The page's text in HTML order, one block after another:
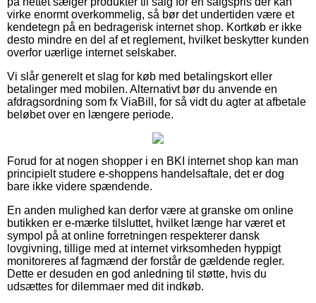
virke enormt overkommelig, så bør det undertiden være et
kendetegn på en bedragerisk internet shop. Kortkøb er ikke
desto mindre en del af et reglement, hvilket beskytter kunden
overfor uærlige internet selskaber.
Vi slår generelt et slag for køb med betalingskort eller
betalinger med mobilen. Alternativt bør du anvende en
afdragsordning som fx ViaBill, for så vidt du agter at afbetale
beløbet over en længere periode.
Forud for at nogen shopper i en BKI internet shop kan man
principielt studere e-shoppens handelsaftale, det er dog
bare ikke videre spændende.
En anden mulighed kan derfor være at granske om online
butikken er e-mærke tilsluttet, hvilket længe har været et
sympol på at online forretningen respekterer dansk
lovgivning, tillige med at internet virksomheden hyppigt
monitoreres af fagmænd der forstår de gældende regler.
Dette er desuden en god anledning til støtte, hvis du
udsættes for dilemmaer med dit indkøb.